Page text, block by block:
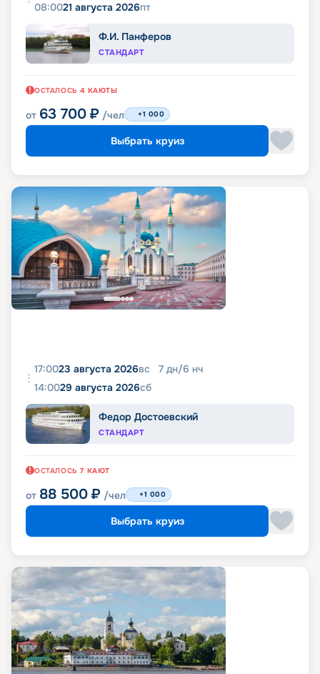
08:0021 августа 2026пт
Ф.И. Панферов
СТАНДАРТ
ОСТАЛОСЬ 4 КАЮТЫ
от 63 700 ₽ /чел +1 000
Выбрать круиз
17:0023 августа 2026вс 7 дн/6 нч
14:0029 августа 2026сб
Федор Достоевский
СТАНДАРТ
ОСТАЛОСЬ 7 КАЮТ
от 88 500 ₽ /чел +1 000
Выбрать круиз